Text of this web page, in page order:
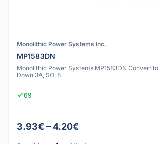
Monolithic Power Systems Inc.
MP1583DN
Monolithic Power Systems MP1583DN
Down 3A, SO-8
69
3.93€ – 4.20€